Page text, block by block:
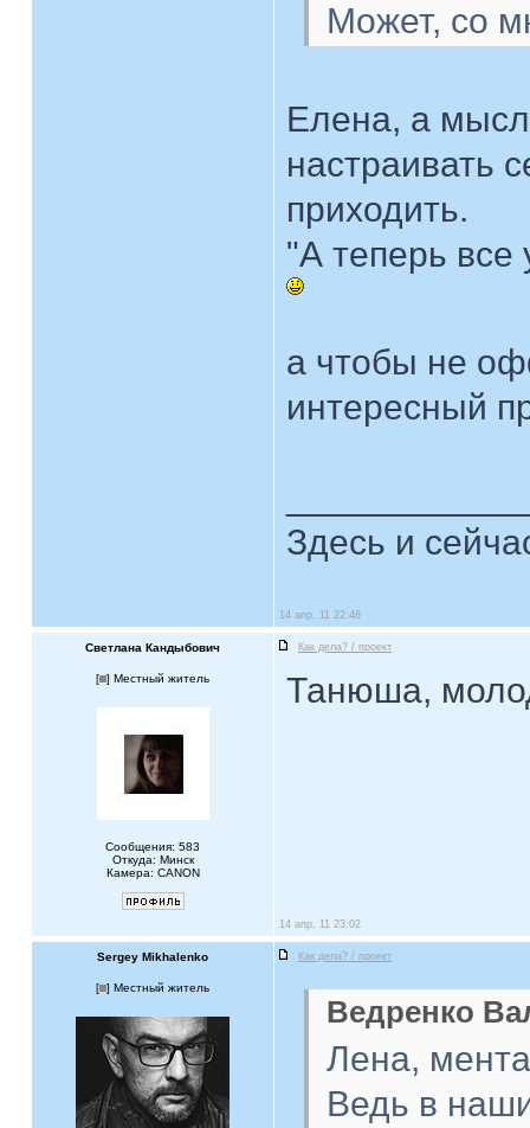
Может, со
Елена, а
настраивать
приходить.
"А теперь
а чтобы не
интересный
Здесь и
14 апр, 11 22:48
Светлана Кандыбович Как дела? / проект
[ ] Местный житель
Сообщения: 583
Откуда: Минск
Камера: CANON
Танюша,
14 апр, 11 23:02
Sergey Mikhalenko Как дела? / проект
[ ] Местный житель
Ведренко
Лена,
Ведь в